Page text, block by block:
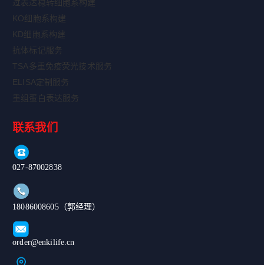
过表达稳转细胞系构建
KO细胞系构建
KD细胞系构建
抗体标记服务
TSA多重免疫荧光技术服务
ELISA定制服务
重组蛋白表达服务
联系我们
027-87002838
18086008605（郭经理）
order@enkilife.cn